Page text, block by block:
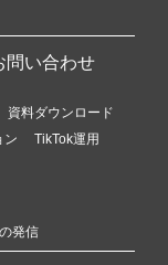
問い合わせ
資料ダウンロード
ン
TikTok運用
発信